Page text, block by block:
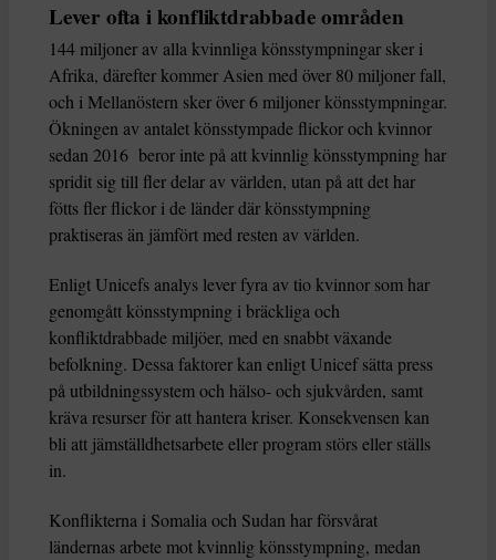
Lever ofta i konfliktdrabbade områden
144 miljoner av alla kvinnliga könsstympningar sker i
Afrika, därefter kommer Asien med över 80 miljoner fall,
och i Mellanöstern sker över 6 miljoner könsstympningar.
Ökningen av antalet könsstympade flickor och kvinnor
sedan 2016 beror inte på att kvinnlig könsstympning har
spridit sig till fler delar av världen, utan på att det har
fötts fler flickor i de länder där könsstympning
praktiseras än jämfört med resten av världen.
Enligt Unicefs analys lever fyra av tio kvinnor som har
genomgått könsstympning i bräckliga och
konfliktdrabbade miljöer, med en snabbt växande
befolkning. Dessa faktorer kan enligt Unicef sätta press
på utbildningssystem och hälso- och sjukvården, samt
kräva resurser för att hantera kriser. Konsekvensen kan
bli att jämställdhetsarbete eller program störs eller ställs
in.
Konflikterna i Somalia och Sudan har försvårat
ländernas arbete mot kvinnlig könsstympning, medan